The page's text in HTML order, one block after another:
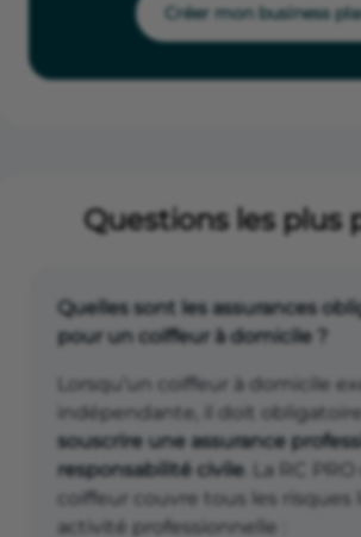
Créer mon business
Questions les plus
Quelles sont les assurances
pour un coiffeur à domicile ?
Lorsqu’un coiffeur à domicile
indépendante, il doit
souscrire une assurance
responsabilité civile . La RC PRO
coiffeur couvre tous les risques
activité professionnelle :